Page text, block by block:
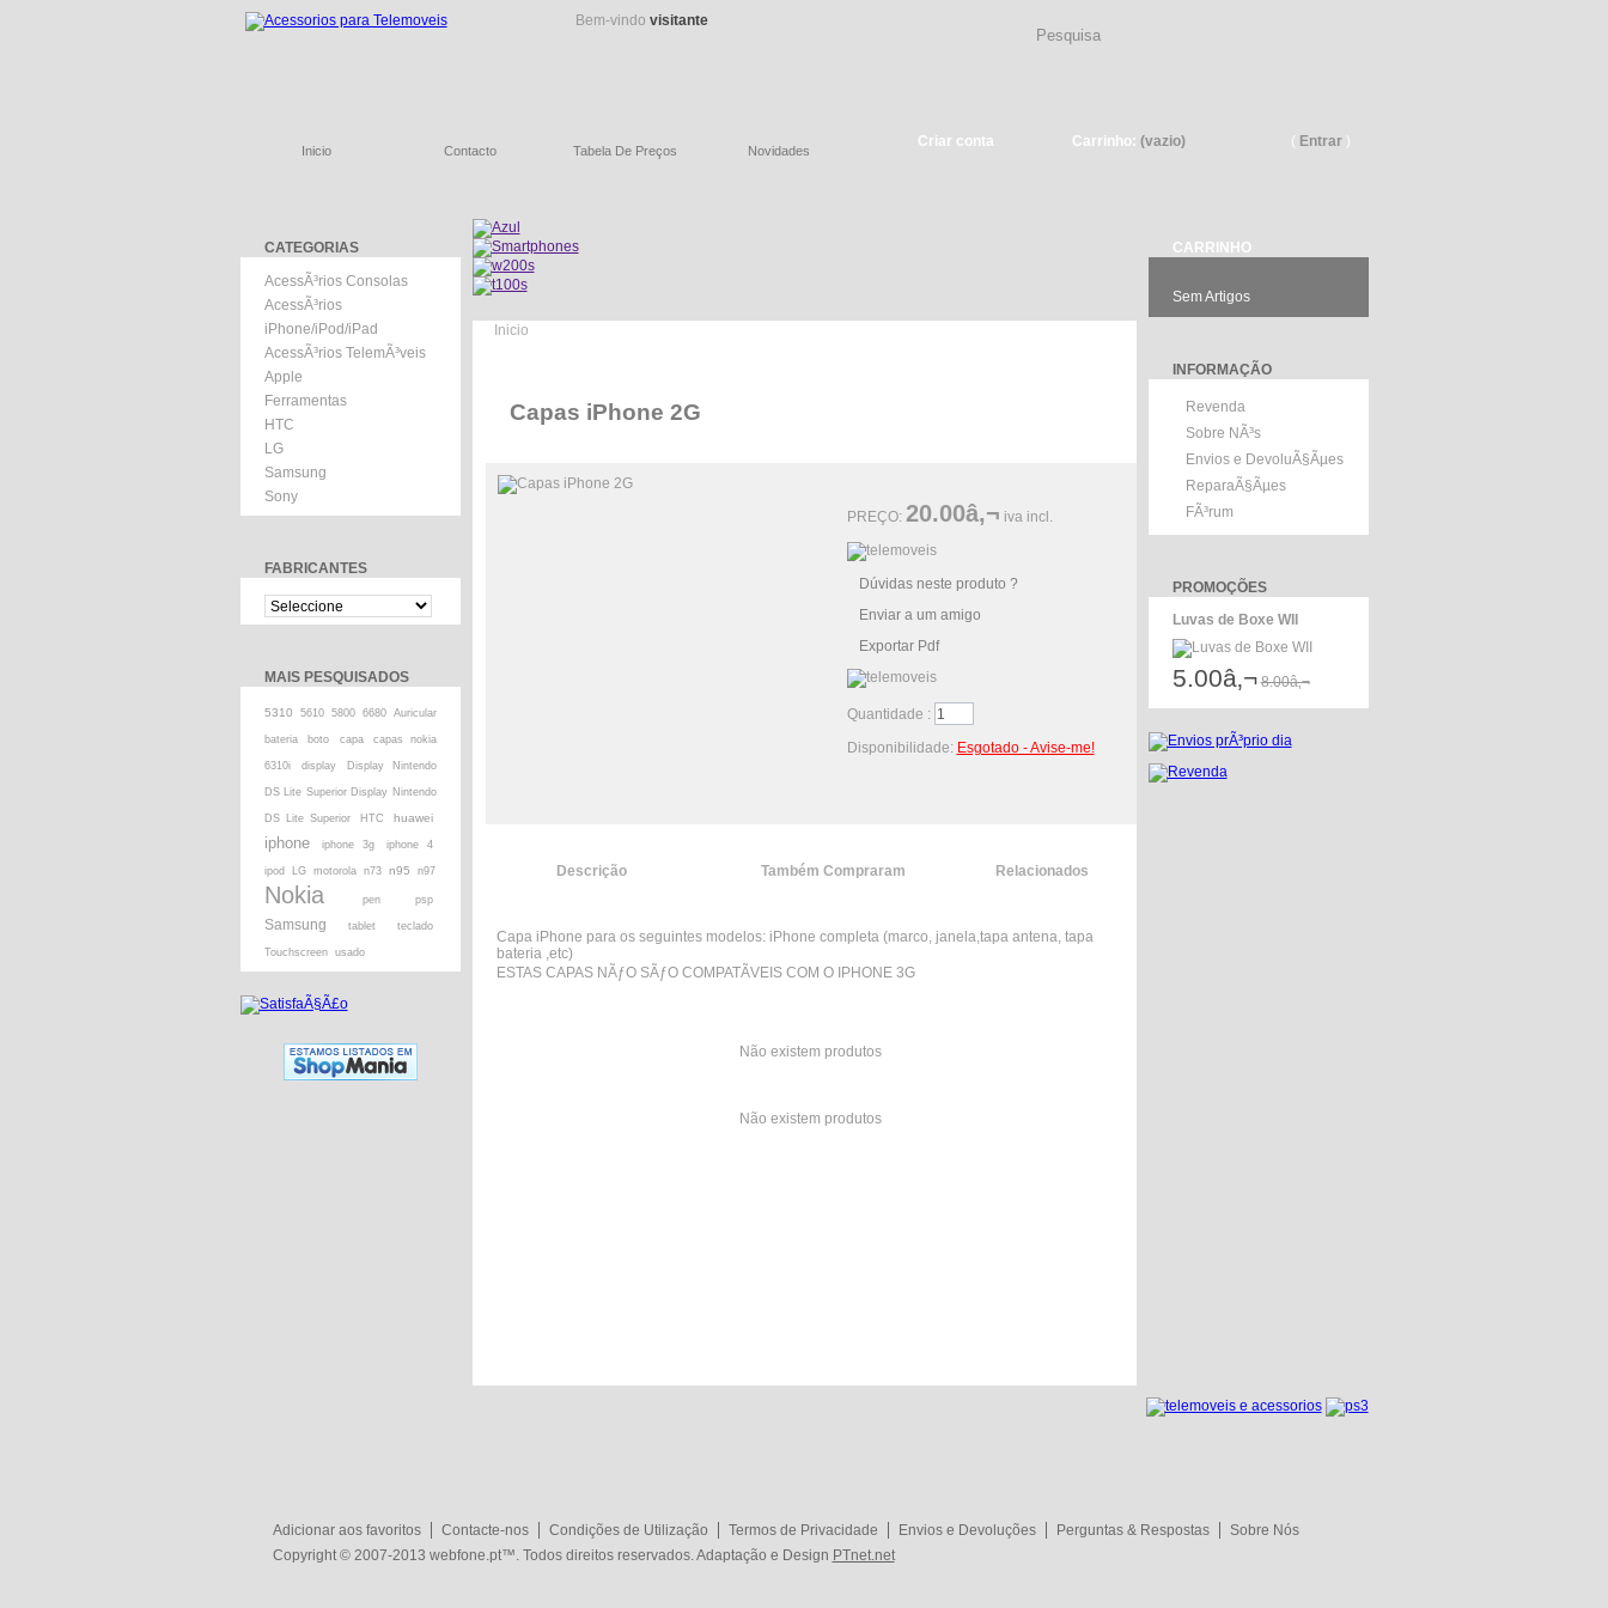
Bem-vindo visitante
Inicio Contacto Tabela De Preços Novidades
Criar conta Carrinho: (vazio) ( Entrar)
CATEGORIAS
AcessÃ³rios Consolas
AcessÃ³rios
iPhone/iPod/iPad
AcessÃ³rios TelemÃ³veis
Apple
Ferramentas
HTC
LG
Samsung
Sony
FABRICANTES
MAIS PESQUISADOS
5310 5610 5800 6680 Auricular
bateria boto capa capas nokia
6310i display Display Nintendo
DS Lite Superior Display Nintendo
DS Lite Superior HTC huawei
iphone iphone 3g iphone 4
ipod LG motorola n73 n95 n97
Nokia pen psp
Samsung tablet teclado
Touchscreen usado
Inicio
Capas iPhone 2G
PREÇO: 20.00â‚¬ iva incl.
Dúvidas neste produto ?
Enviar a um amigo
Exportar Pdf
Quantidade :
Disponibilidade: Esgotado - Avise-me!
Descrição Também Compraram Relacionados
Capa iPhone para os seguintes modelos: iPhone completa (marco, janela,tapa antena, tapa
bateria ,etc)
ESTAS CAPAS NÃƒO SÃƒO COMPATÃVEIS COM O IPHONE 3G
Não existem produtos
Não existem produtos
CARRINHO
Sem Artigos
INFORMAÇÃO
Revenda
Sobre NÃ³s
Envios e DevoluÃ§Ãµes
ReparaÃ§Ãµes
FÃ³rum
PROMOÇÕES
Luvas de Boxe WII
5.00â‚¬ 8.00â‚¬
Adicionar aos favoritos Contacte-nos Condições de Utilização Termos de Privacidade Envios e Devoluções Perguntas & Respostas
Sobre Nós
Copyright © 2007-2013 webfone.pt™. Todos direitos reservados. Adaptação e Design PTnet.net